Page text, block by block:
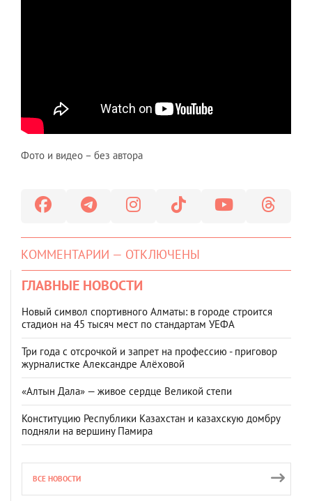
Фото и видео – без автора
КОММЕНТАРИИ — ОТКЛЮЧЕНЫ
ГЛАВНЫЕ НОВОСТИ
Новый символ спортивного Алматы: в городе строится
стадион на 45 тысяч мест по стандартам УЕФА
Три года с отсрочкой и запрет на профессию - приговор
журналистке Александре Алёховой
«Алтын Дала» — живое сердце Великой степи
Конституцию Республики Казахстан и казахскую домбру
подняли на вершину Памира
ВСЕ НОВОСТИ